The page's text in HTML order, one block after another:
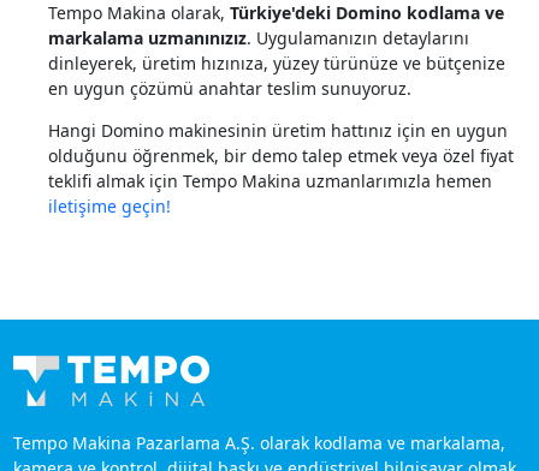
Tempo Makina olarak, Türkiye'deki Domino kodlama ve
markalama uzmanınızız. Uygulamanızın detaylarını
dinleyerek, üretim hızınıza, yüzey türünüze ve bütçenize
en uygun çözümü anahtar teslim sunuyoruz.
Hangi Domino makinesinin üretim hattınız için en uygun
olduğunu öğrenmek, bir demo talep etmek veya özel fiyat
teklifi almak için Tempo Makina uzmanlarımızla hemen
iletişime geçin!
Tempo Makina Pazarlama A.Ş. olarak kodlama ve markalama,